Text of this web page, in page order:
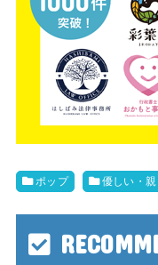
ポップ 優しい・